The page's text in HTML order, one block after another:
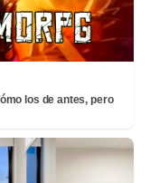
los de antes, pero